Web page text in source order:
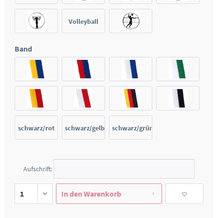
Damen
Volleyball
Band
schwarz/rot schwarz/gelb schwarz/grün
Aufschrift:
In den Warenkorb